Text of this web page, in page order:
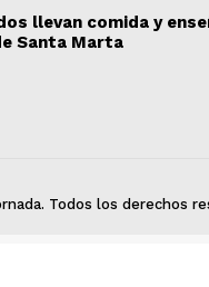
llevan comida y
Santa Marta
Todos los derechos